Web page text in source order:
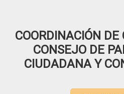
COORDINACIÓN DE
CONSEJO DE
CIUDADANA Y